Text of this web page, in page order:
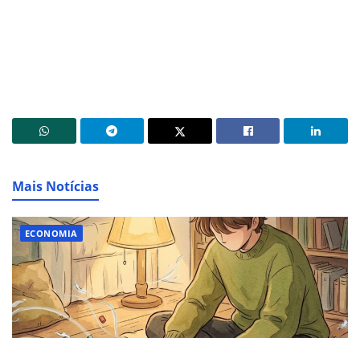
Mais Notícias
ECONOMIA